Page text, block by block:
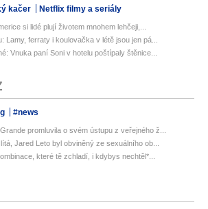
kačer Netflix filmy a seriály
si lidé plují životem mnohem lehčeji,...
Lamy, ferraty i koulovačka v létě jsou jen pá...
Vnuka paní Soni v hotelu poštípaly štěnice...
#news
promluvila o svém ústupu z veřejného ž...
Jared Leto byl obviněný ze sexuálního ob...
které tě zchladí, i kdybys nechtěl*...